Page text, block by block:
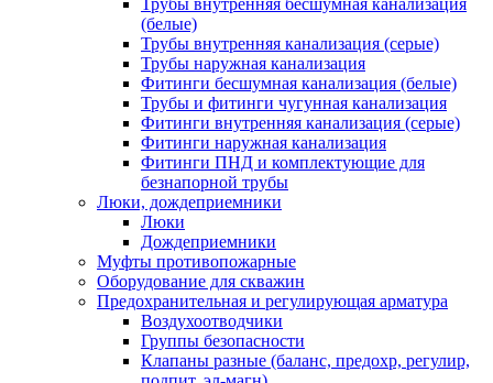
Трубы внутренняя бесшумная канализация
(белые)
Трубы внутренняя канализация (серые)
Трубы наружная канализация
Фитинги бесшумная канализация (белые)
Трубы и фитинги чугунная канализация
Фитинги внутренняя канализация (серые)
Фитинги наружная канализация
Фитинги ПНД и комплектующие для
безнапорной трубы
Люки, дождеприемники
Люки
Дождеприемники
Муфты противопожарные
Оборудование для скважин
Предохранительная и регулирующая арматура
Воздухоотводчики
Группы безопасности
Клапаны разные (баланс, предохр, регулир,